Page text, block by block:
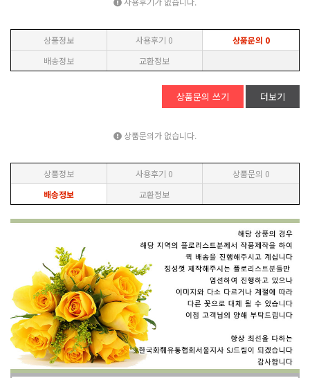
상품정보 사용후기 0 상품문의 0
배송정보
교환정보
상품문의 쓰기 더보기
상품문의가 없습니다.
상품정보 사용후기 0 상품문의 0
배송정보
교환정보